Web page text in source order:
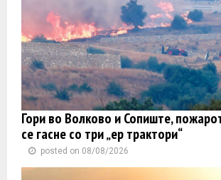
Гори во Волково и Сопиште,
се гасне со три „ер трактори“
posted on 08/08/2026